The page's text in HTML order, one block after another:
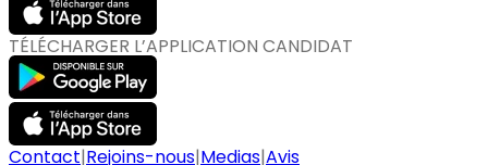
TÉLÉCHARGER L’APPLICATION CANDIDAT
Contact|Rejoins-nous|Medias|Avis